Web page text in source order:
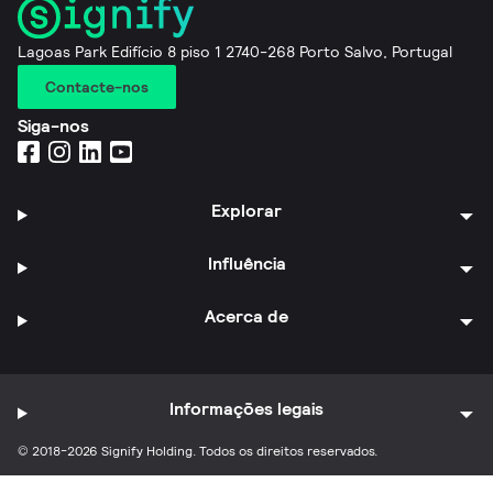
Lagoas Park Edifício 8 piso 1 2740-268 Porto Salvo, Portugal
Contacte-nos
Siga-nos
Explorar
Influência
Acerca de
© 2018-2026 Signify Holding. Todos os direitos reservados.
Informações legais